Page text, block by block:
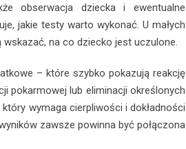
obserwacja dziecka i ewentualne
jakie testy warto wykonać. U małych
na co dziecko jest uczulone.
– które szybko pokazują reakcję
pokarmowej lub eliminacji określonych
wymaga cierpliwości i dokładności
zawsze powinna być połączona